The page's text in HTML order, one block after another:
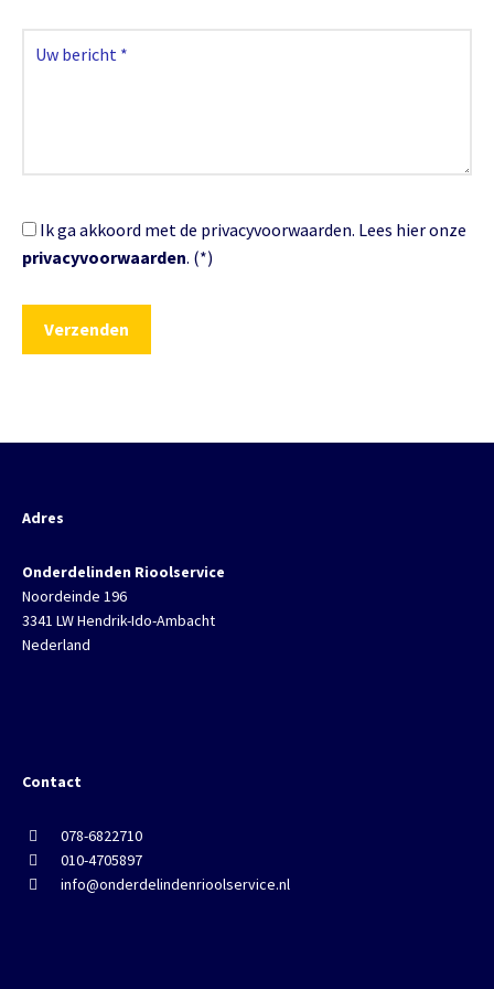
Ik ga akkoord met de privacyvoorwaarden. Lees hier onze
privacyvoorwaarden. (*)
Adres
Onderdelinden Rioolservice
Noordeinde 196
3341 LW Hendrik-Ido-Ambacht
Nederland
Contact
078-6822710
010-4705897
info@onderdelindenrioolservice.nl